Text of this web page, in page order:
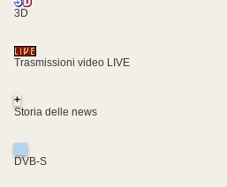
3D
Trasmissioni video LIVE
+
Storia delle news
DVB-S